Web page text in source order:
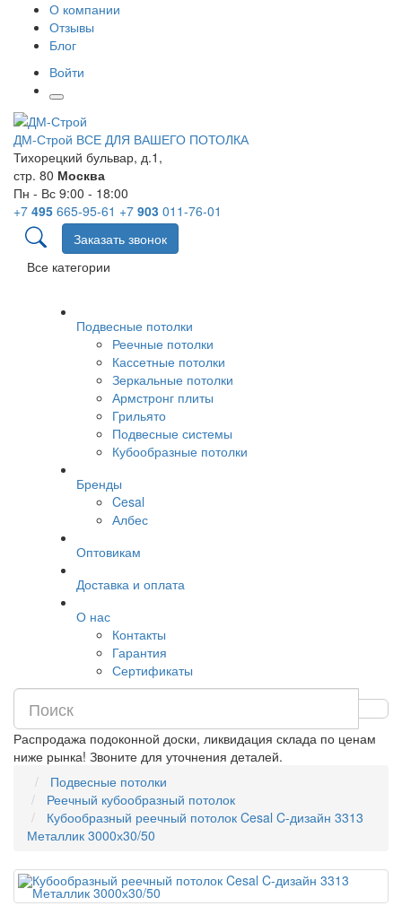
О компании
Отзывы
Блог
Войти
ДМ-Строй ВСЕ ДЛЯ ВАШЕГО ПОТОЛКА
Тихорецкий бульвар, д.1,
стр. 80 Москва
Пн - Вс 9:00 - 18:00
+7 495 665-95-61 +7 903 011-76-01
Заказать звонок
Все категории
Подвесные потолки
Реечные потолки
Кассетные потолки
Зеркальные потолки
Армстронг плиты
Грильято
Подвесные системы
Кубообразные потолки
Бренды
Cesal
Албес
Оптовикам
Доставка и оплата
О нас
Контакты
Гарантия
Сертификаты
Распродажа подоконной доски, ликвидация склада по ценам
ниже рынка! Звоните для уточнения деталей.
Подвесные потолки
Реечный кубообразный потолок
Кубообразный реечный потолок Cesal C-дизайн 3313
Металлик 3000х30/50